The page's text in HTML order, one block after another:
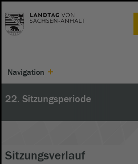
Navigation
22. Sitzungsperiode
Sitzungsverlauf